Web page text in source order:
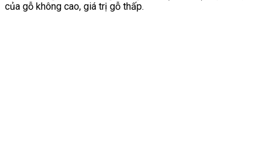
của gỗ không cao, giá trị gỗ thấp.